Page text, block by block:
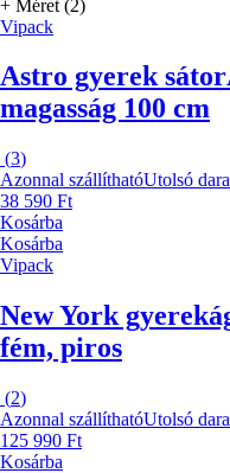
+ Méret (2)
Vipack
Astro gyerek sátor
magasság 100 cm
(3)
Azonnal szállíthatóUtolsó
38 590 Ft
Kosárba
Kosárba
Vipack
New York
fém, piros
(2)
Azonnal szállíthatóUtolsó
125 990 Ft
Kosárba